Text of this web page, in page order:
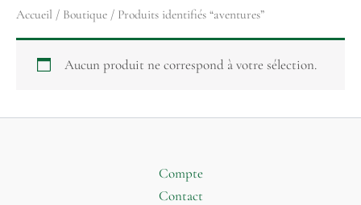
Accueil / Boutique / Produits identifiés “aventures”
Aucun produit ne correspond à votre sélection.
Compte
Contact